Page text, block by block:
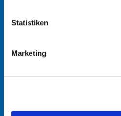
Statistiken
Marketing
Schmidt + Clemens GmbH
koncern